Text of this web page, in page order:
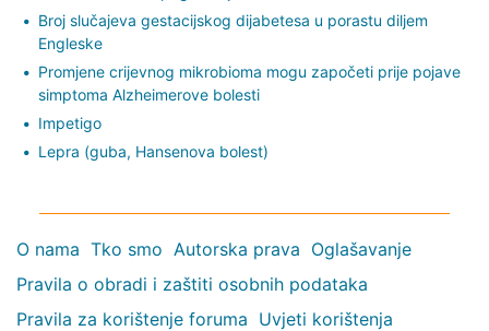
Broj slučajeva gestacijskog dijabetesa u porastu diljem
Engleske
Promjene crijevnog mikrobioma mogu započeti prije pojave
simptoma Alzheimerove bolesti
Impetigo
Lepra (guba, Hansenova bolest)
O nama Tko smo Autorska prava Oglašavanje
Pravila o obradi i zaštiti osobnih podataka
Pravila za korištenje foruma Uvjeti korištenja